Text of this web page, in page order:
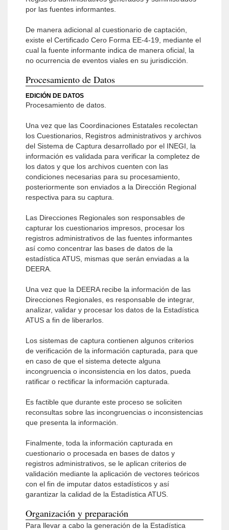
por las fuentes informantes.
De manera adicional al cuestionario de captación,
existe el Certificado Cero Forma EE-4-19, mediante el
cual la fuente informante indica de manera oficial, la
no ocurrencia de eventos viales en su jurisdicción.
Procesamiento de Datos
EDICIÓN DE DATOS
Procesamiento de datos.
Una vez que las Coordinaciones Estatales recolectan
los Cuestionarios, Registros administrativos y archivos
del Sistema de Captura desarrollado por el INEGI, la
información es validada para verificar la completez de
los datos y que los archivos cuenten con las
condiciones necesarias para su procesamiento,
posteriormente son enviados a la Dirección Regional
respectiva para su captura.
Las Direcciones Regionales son responsables de
capturar los cuestionarios impresos, procesar los
registros administrativos de las fuentes informantes
así como concentrar las bases de datos de la
estadística ATUS, mismas que serán enviadas a la
DEERA.
Una vez que la DEERA recibe la información de las
Direcciones Regionales, es responsable de integrar,
analizar, validar y procesar los datos de la Estadística
ATUS a fin de liberarlos.
Los sistemas de captura contienen algunos criterios
de verificación de la información capturada, para que
en caso de que el sistema detecte alguna
incongruencia o inconsistencia en los datos, pueda
ratificar o rectificar la información capturada.
Es factible que durante este proceso se soliciten
reconsultas sobre las incongruencias o inconsistencias
que presenta la información.
Finalmente, toda la información capturada en
cuestionario o procesada en bases de datos y
registros administrativos, se le aplican criterios de
validación mediante la aplicación de vectores teóricos
con el fin de imputar datos estadísticos y así
garantizar la calidad de la Estadística ATUS.
Organización y preparación
Para llevar a cabo la generación de la Estadística